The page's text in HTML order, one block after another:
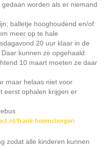
worden als er niemand
balletje hooghoudend en/of
meer op te hale
20 uur klaar in de
kunnen ze opgehaald
10 maart moeten ze daar
maar helaas niet voor
eerst ophalen krijgen er
frank-heemsbergen
zodat alle kinderen kunnen